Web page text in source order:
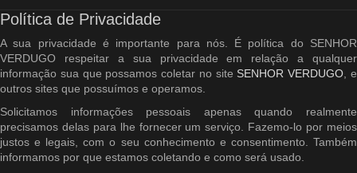
Política de Privacidade
A sua privacidade é importante para nós. É política do SENHOR
VERDUGO respeitar a sua privacidade em relação a qualquer
informação sua que possamos coletar no site SENHOR VERDUGO , e
outros sites que possuímos e operamos.
Solicitamos informações pessoais apenas quando realmente
precisamos delas para lhe fornecer um serviço. Fazemo-lo por meios
justos e legais, com o seu conhecimento e consentimento. Também
informamos por que estamos coletando e como será usado.